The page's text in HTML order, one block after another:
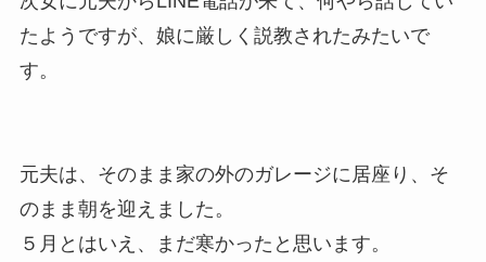
たようですが、娘に厳しく説教されたみたいで
す。
元夫は、そのまま家の外のガレージに居座り、そ
のまま朝を迎えました。
５月とはいえ、まだ寒かったと思います。